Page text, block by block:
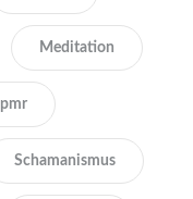
Meditation
pmr
Schamanismus